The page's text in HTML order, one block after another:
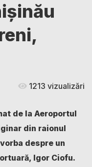
1213 vizualizări
de la Aeroportul
din raionul
despre un
Igor Ciofu.